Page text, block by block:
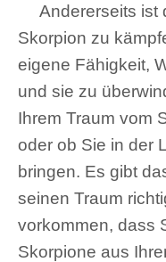
Andererseits ist
Skorpion zu
eigene Fähigkeit,
und sie zu
Ihrem Traum vom
oder ob Sie in der
bringen. Es gibt
seinen Traum
vorkommen, dass
Skorpione aus